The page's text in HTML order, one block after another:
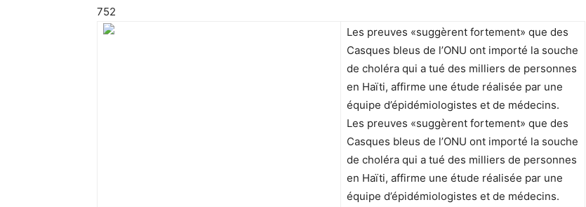
752
Les preuves «suggèrent fortement» que des
Casques bleus de l’ONU ont importé la souche
de choléra qui a tué des milliers de personnes
en Haïti, affirme une étude réalisée par une
équipe d’épidémiologistes et de médecins.
Les preuves «suggèrent fortement» que des
Casques bleus de l’ONU ont importé la souche
de choléra qui a tué des milliers de personnes
en Haïti, affirme une étude réalisée par une
équipe d’épidémiologistes et de médecins.